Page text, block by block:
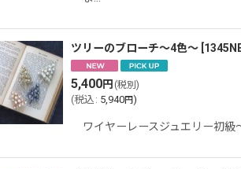
ツリーのブローチ〜4色〜
5,400円 (税別)
(税込 : 5,940円)
ワイヤーレースジュエリー初